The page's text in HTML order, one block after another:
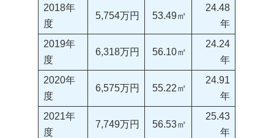
2018年
度
5,754万円 53.49㎡
24.48
年
2019年
度
6,318万円 56.10㎡
24.24
年
2020年
度
6,575万円 55.22㎡
24.91
年
2021年
度
7,749万円 56.53㎡
25.43
年